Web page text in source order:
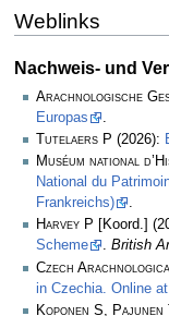
Weblinks
Nachweis- und
Arachnologische
Europas
Tutelaers P (2026):
Muséum national
National du
Frankreichs)
.
Harvey P [Koord.]
Scheme
. British
Czech
in Czechia. Online
Koponen S,